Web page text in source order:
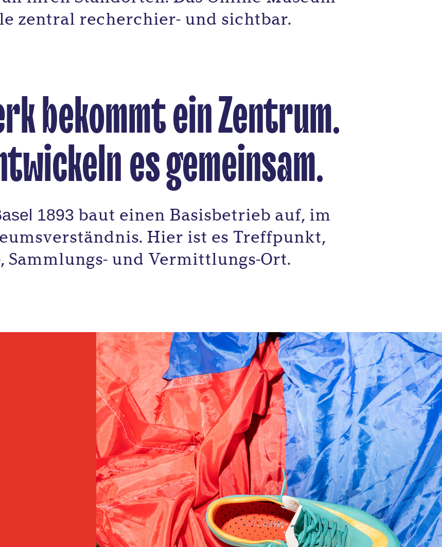
zentral recherchier- und sichtbar.
bekommt ein Zentrum.
es gemeinsam.
1893 baut einen Basisbetrieb auf, im
Hier ist es Treffpunkt,
Sammlungs- und Vermittlungs-Ort.